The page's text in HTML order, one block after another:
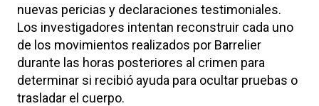
nuevas pericias y declaraciones testimoniales.
Los investigadores intentan reconstruir cada uno
de los movimientos realizados por Barrelier
durante las horas posteriores al crimen para
determinar si recibió ayuda para ocultar pruebas o
trasladar el cuerpo.